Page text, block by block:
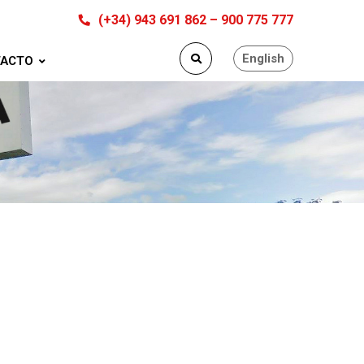
(+34) 943 691 862 – 900 775 777
English